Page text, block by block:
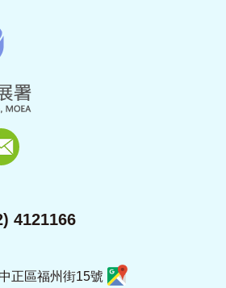
4121166
正區福州街15號